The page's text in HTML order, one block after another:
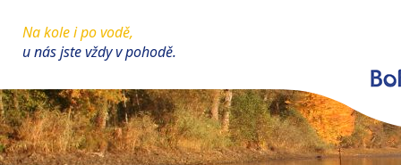
Na kole i po vodě,
u nás jste vždy v pohodě.